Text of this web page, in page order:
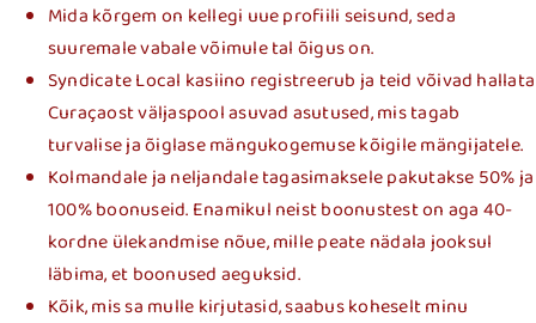
Mida kõrgem on kellegi uue profiili seisund, seda
suuremale vabale võimule tal õigus on.
Syndicate Local kasiino registreerub ja teid võivad hallata
Curaçaost väljaspool asuvad asutused, mis tagab
turvalise ja õiglase mängukogemuse kõigile mängijatele.
Kolmandale ja neljandale tagasimaksele pakutakse 50% ja
100% boonuseid. Enamikul neist boonustest on aga 40-
kordne ülekandmise nõue, mille peate nädala jooksul
läbima, et boonused aeguksid.
Kõik, mis sa mulle kirjutasid, saabus koheselt minu